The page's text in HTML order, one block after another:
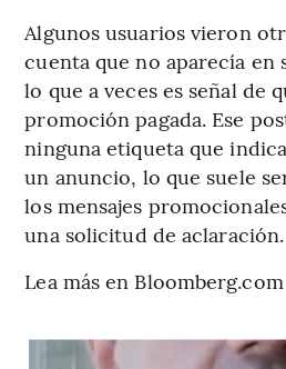
Algunos usuarios vieron
cuenta que no aparecía en
lo que a veces es señal de
promoción pagada. Ese
ninguna etiqueta que
un anuncio, lo que suele
los mensajes
una solicitud de aclaración.
Lea más en Bloomberg.com